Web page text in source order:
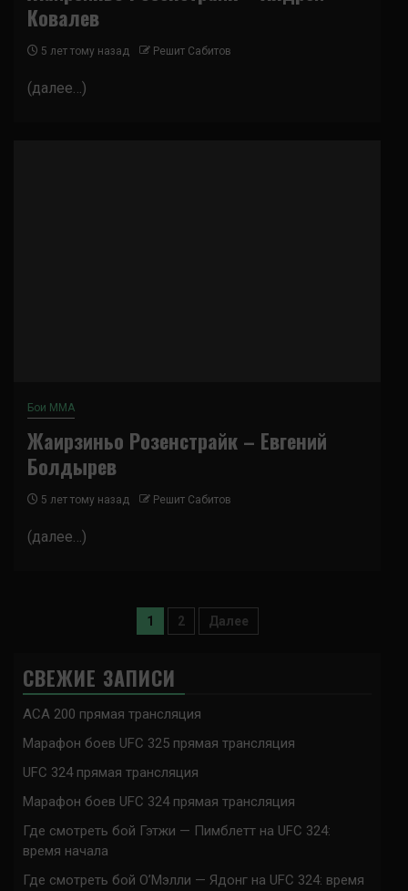
Ковалев
5 лет тому назад Решит Сабитов
(далее…)
Бои ММА
Жаирзиньо Розенстрайк – Евгений
Болдырев
5 лет тому назад Решит Сабитов
(далее…)
Пагинация
1 2 Далее
СВЕЖИЕ ЗАПИСИ
ACA 200 прямая трансляция
Марафон боев UFC 325 прямая трансляция
UFC 324 прямая трансляция
Марафон боев UFC 324 прямая трансляция
Где смотреть бой Гэтжи — Пимблетт на UFC 324:
время начала
Где смотреть бой О’Мэлли — Ядонг на UFC 324: время